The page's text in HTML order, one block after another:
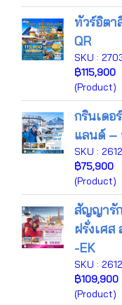
ทัวร์อิตา
QR
SKU :
฿115,900
(Product)
กรินเดอ
แลนด์ –
SKU :
฿75,900
(Product)
สัญญารัก
ฝรั่งเศส
-EK
SKU :
฿109,900
(Product)